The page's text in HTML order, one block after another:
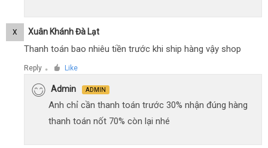
X Xuân Khánh Đà Lạt
Thanh toán bao nhiêu tiền trước khi ship hàng vậy shop
Reply ● Like
Admin ADMIN
Anh chỉ cần thanh toán trước 30% nhận đúng hàng
thanh toán nốt 70% còn lại nhé